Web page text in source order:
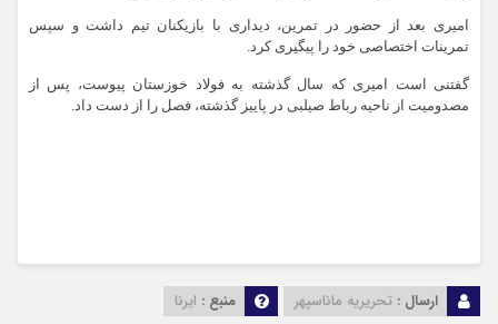
امیری بعد از حضور در تمرین، دیداری با بازیکنان تیم داشت و سپس
تمرینات اختصاصی خود را پیگیری کرد.
گفتنی است امیری که سال گذشته به فولاد خوزستان پیوست، پس از
مصدومیت از ناحیه رباط صیلبی در پاییز گذشته، فصل را از دست داد.
ارسال : تحریریه ماناسپهر منبع : ایرنا